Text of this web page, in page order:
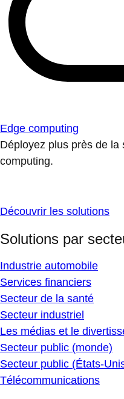
Edge computing
Déployez plus près de la
computing.
Découvrir les solutions
Solutions par
Industrie automobile
Services financiers
Secteur de la santé
Secteur industriel
Les médias et le
Secteur public (monde)
Secteur public (États-
Télécommunications